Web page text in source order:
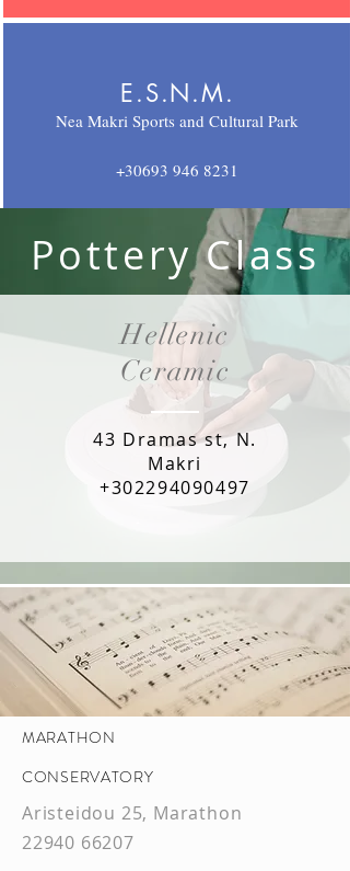
E.S.N.M.
Nea Makri Sports and Cultural Park
+30693 946 8231
Pottery Class
Hellenic
Ceramic
43 Dramas st, N.
Makri
+302294090497
MARATHON
CONSERVATORY
Aristeidou 25, Marathon
22940 66207